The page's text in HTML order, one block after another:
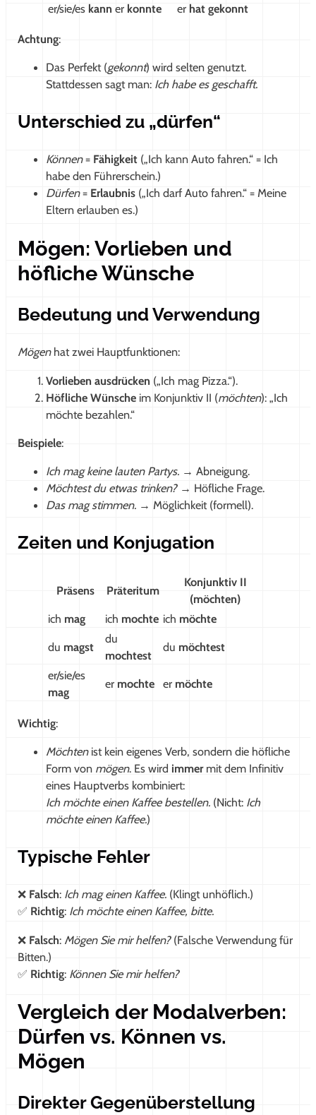
er/sie/es kann er konnte er hat gekonnt
Achtung:
Das Perfekt (gekonnt) wird selten genutzt.
Stattdessen sagt man: Ich habe es geschafft.
Unterschied zu „dürfen“
Können= Fähigkeit („Ich kann Auto fahren.“ = Ich
habe den Führerschein.)
Dürfen= Erlaubnis („Ich darf Auto fahren.“ = Meine
Eltern erlauben es.)
Mögen: Vorlieben und
höfliche Wünsche
Bedeutung und Verwendung
Mögenhat zwei Hauptfunktionen:
Vorlieben ausdrücken („Ich mag Pizza.“).
Höfliche Wünsche im Konjunktiv II (möchten): „Ich
möchte bezahlen.“
Beispiele:
Ich mag keine lauten Partys. → Abneigung.
Möchtest du etwas trinken?→ Höfliche Frage.
Das mag stimmen. → Möglichkeit (formell).
Zeiten und Konjugation
Präsens Präteritum
Konjunktiv II
(möchten)
ich mag ich mochte ich möchte
du magst
du
mochtest
du möchtest
er/sie/es
mag
er mochte er möchte
Wichtig:
Möchtenist kein eigenes Verb, sondern die höfliche
Form von mögen. Es wird immermit dem Infinitiv
eines Hauptverbs kombiniert:
Ich möchte einen Kaffee bestellen. (Nicht: Ich
möchte einen Kaffee.)
Typische Fehler
❌ Falsch: Ich mag einen Kaffee. (Klingt unhöflich.)
✅ Richtig: Ich möchte einen Kaffee, bitte.
❌ Falsch: Mögen Sie mir helfen?(Falsche Verwendung für
Bitten.)
✅ Richtig: Können Sie mir helfen?
Vergleich der Modalverben:
Dürfen vs. Können vs.
Mögen
Direkter Gegenüberstellung